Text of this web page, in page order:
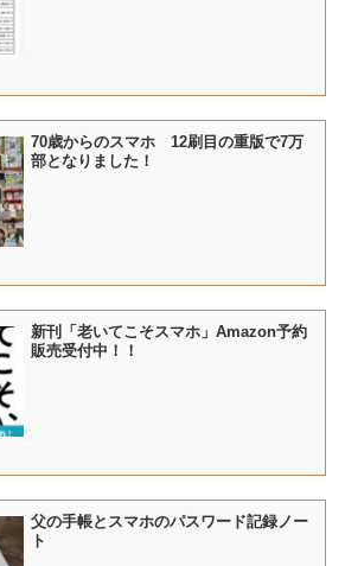
70歳からのスマホ 12刷目の重版で7万
部となりました！
新刊「老いてこそスマホ」Amazon予約
販売受付中！！
父の手帳とスマホのパスワード記録ノー
ト